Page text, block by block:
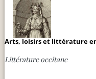
Arts, loisirs et littérature
Littérature occitane